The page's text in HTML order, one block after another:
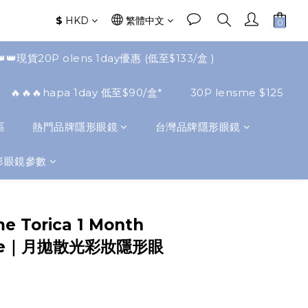
$ HKD 繁體中文
現貨20P olens 1day優惠 (低至$133/盒 )
🔥🔥🔥hapa 1day 低至$90/盒* 30P lensme $125
熱門品牌隱形眼鏡 台灣品牌隱形眼鏡
眼鏡參數
Torica 1 Month
月拋散光彩妝隱形眼